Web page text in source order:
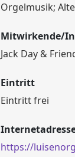
Orgelmusik;
Mitwirkende/
Jack Day &
Eintritt
Eintritt frei
https://